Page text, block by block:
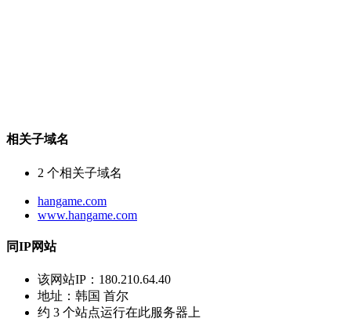
相关子域名
2 个相关子域名
hangame.com
www.hangame.com
同IP网站
该网站IP： 180.210.64.40
地址： 韩国 首尔
约 3 个站点运行在此服务器上